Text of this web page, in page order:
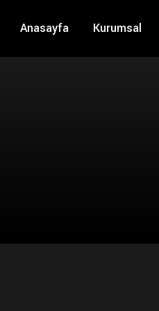
Anasayfa Kurumsal